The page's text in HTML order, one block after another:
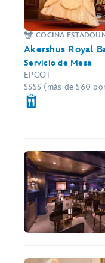
COCINA
Akershus Royal
Servicio de Mesa
EPCOT
$$$$ (más de $60